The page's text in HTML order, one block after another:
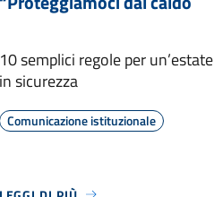
semplici regole per un’estate
sicurezza
Comunicazione istituzionale